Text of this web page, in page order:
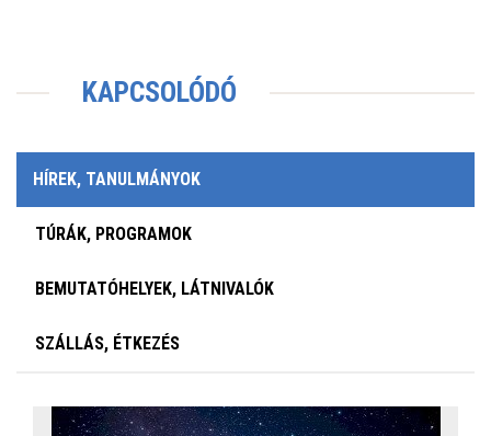
KAPCSOLÓDÓ
HÍREK, TANULMÁNYOK
TÚRÁK, PROGRAMOK
BEMUTATÓHELYEK, LÁTNIVALÓK
SZÁLLÁS, ÉTKEZÉS